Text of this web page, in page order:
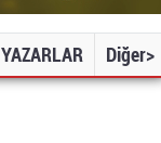
YAZARLAR Diğer>